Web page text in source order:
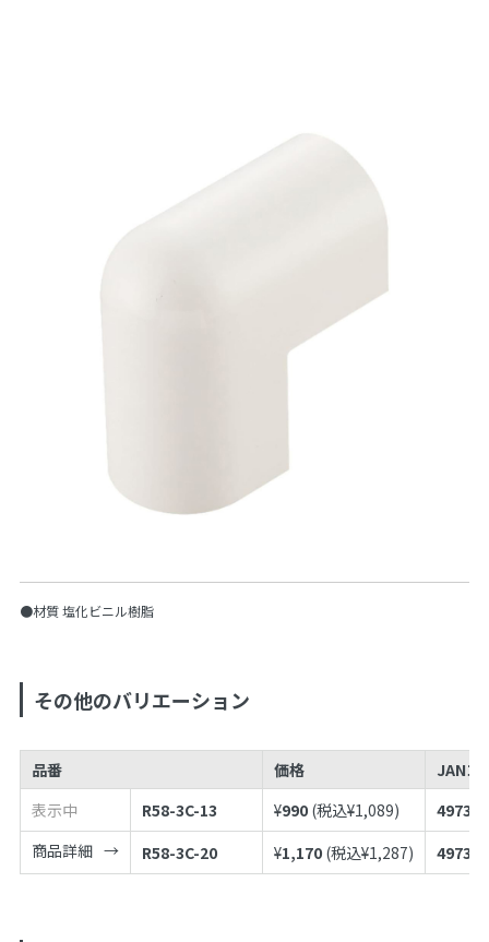
●材質 塩化ビニル樹脂
その他のバリエーション
品番 価格
JANコ
表示中
R58-3C-13 ¥990 (税込¥1,089)
商品詳細
R58-3C-20 ¥1,170 (税込¥1,287)